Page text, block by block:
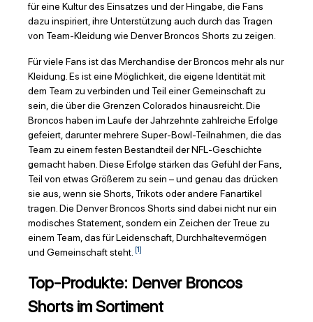
für eine Kultur des Einsatzes und der Hingabe, die Fans
dazu inspiriert, ihre Unterstützung auch durch das Tragen
von Team-Kleidung wie Denver Broncos Shorts zu zeigen.
Für viele Fans ist das Merchandise der Broncos mehr als nur
Kleidung. Es ist eine Möglichkeit, die eigene Identität mit
dem Team zu verbinden und Teil einer Gemeinschaft zu
sein, die über die Grenzen Colorados hinausreicht. Die
Broncos haben im Laufe der Jahrzehnte zahlreiche Erfolge
gefeiert, darunter mehrere Super-Bowl-Teilnahmen, die das
Team zu einem festen Bestandteil der NFL-Geschichte
gemacht haben. Diese Erfolge stärken das Gefühl der Fans,
Teil von etwas Größerem zu sein – und genau das drücken
sie aus, wenn sie Shorts, Trikots oder andere Fanartikel
tragen. Die Denver Broncos Shorts sind dabei nicht nur ein
modisches Statement, sondern ein Zeichen der Treue zu
einem Team, das für Leidenschaft, Durchhaltevermögen
und Gemeinschaft steht. [1]
Top-Produkte: Denver Broncos
Shorts im Sortiment